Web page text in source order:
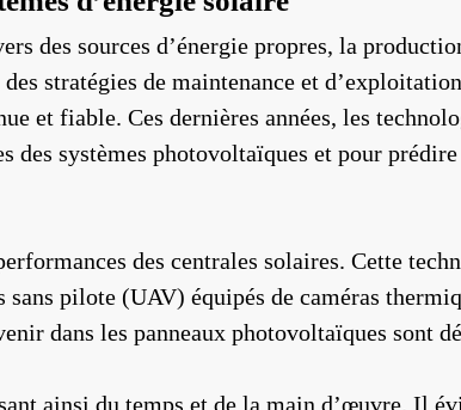
des sources d’énergie propres, la
stratégies de maintenance et
et fiable. Ces dernières années, les
systèmes photovoltaïques et pour
des centrales solaires. Cette
pilote (UAV) équipés de caméras
dans les panneaux photovoltaïques sont
ainsi du temps et de la main d’œuvre. Il